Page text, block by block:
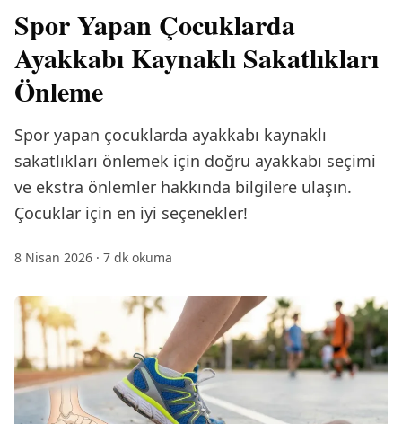
Spor Yapan Çocuklarda
Ayakkabı Kaynaklı Sakatlıkları
Önleme
Spor yapan çocuklarda ayakkabı kaynaklı
sakatlıkları önlemek için doğru ayakkabı seçimi
ve ekstra önlemler hakkında bilgilere ulaşın.
Çocuklar için en iyi seçenekler!
8 Nisan 2026 · 7 dk okuma